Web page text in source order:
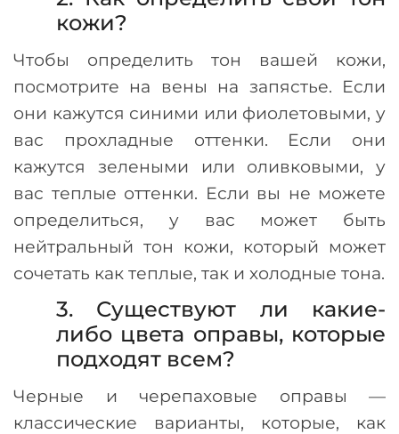
кожи?
Чтобы определить тон вашей кожи,
посмотрите на вены на запястье. Если
они кажутся синими или фиолетовыми, у
вас прохладные оттенки. Если они
кажутся зелеными или оливковыми, у
вас теплые оттенки. Если вы не можете
определиться, у вас может быть
нейтральный тон кожи, который может
сочетать как теплые, так и холодные тона.
3. Существуют ли какие-
либо цвета оправы, которые
подходят всем?
Черные и черепаховые оправы —
классические варианты, которые, как